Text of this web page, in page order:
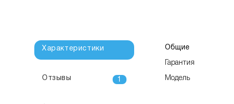
Характеристики
Отзывы 1
Общие
Гарантия
Модель